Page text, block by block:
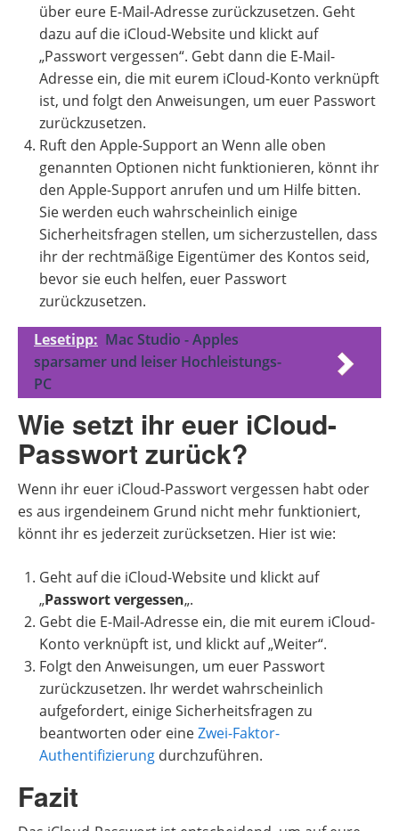
über eure E-Mail-Adresse zurückzusetzen. Geht
dazu auf die iCloud-Website und klickt auf
„Passwort vergessen“. Gebt dann die E-Mail-
Adresse ein, die mit eurem iCloud-Konto verknüpft
ist, und folgt den Anweisungen, um euer Passwort
zurückzusetzen.
Ruft den Apple-Support an Wenn alle oben
genannten Optionen nicht funktionieren, könnt ihr
den Apple-Support anrufen und um Hilfe bitten.
Sie werden euch wahrscheinlich einige
Sicherheitsfragen stellen, um sicherzustellen, dass
ihr der rechtmäßige Eigentümer des Kontos seid,
bevor sie euch helfen, euer Passwort
zurückzusetzen.
Lesetipp: Mac Studio - Apples
sparsamer und leiser Hochleistungs-
PC
Wie setzt ihr euer iCloud-
Passwort zurück?
Wenn ihr euer iCloud-Passwort vergessen habt oder
es aus irgendeinem Grund nicht mehr funktioniert,
könnt ihr es jederzeit zurücksetzen. Hier ist wie:
Geht auf die iCloud-Website und klickt auf
„Passwort vergessen„.
Gebt die E-Mail-Adresse ein, die mit eurem iCloud-
Konto verknüpft ist, und klickt auf „Weiter“.
Folgt den Anweisungen, um euer Passwort
zurückzusetzen. Ihr werdet wahrscheinlich
aufgefordert, einige Sicherheitsfragen zu
beantworten oder eineZwei-Faktor-
Authentifizierung durchzuführen.
Fazit